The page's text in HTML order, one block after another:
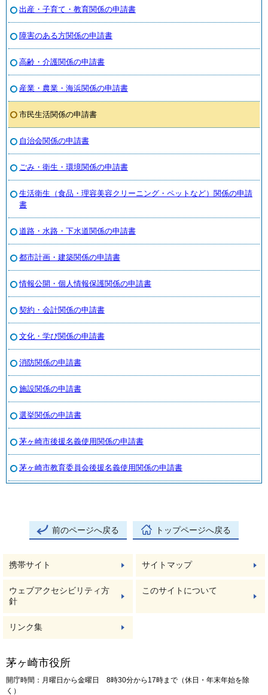
出産・子育て・教育関係の申請書
障害のある方関係の申請書
高齢・介護関係の申請書
産業・農業・海浜関係の申請書
市民生活関係の申請書
自治会関係の申請書
ごみ・衛生・環境関係の申請書
生活衛生（食品・理容美容クリーニング・ペットなど）関係の申請
書
道路・水路・下水道関係の申請書
都市計画・建築関係の申請書
情報公開・個人情報保護関係の申請書
契約・会計関係の申請書
文化・学び関係の申請書
消防関係の申請書
施設関係の申請書
選挙関係の申請書
茅ヶ崎市後援名義使用関係の申請書
茅ヶ崎市教育委員会後援名義使用関係の申請書
前のページへ戻る トップページへ戻る
携帯サイト サイトマップ
ウェブアクセシビリティ方
針
このサイトについて
リンク集
茅ヶ崎市役所
開庁時間：月曜日から金曜日 8時30分から17時まで（休日・年末年始を除
く）